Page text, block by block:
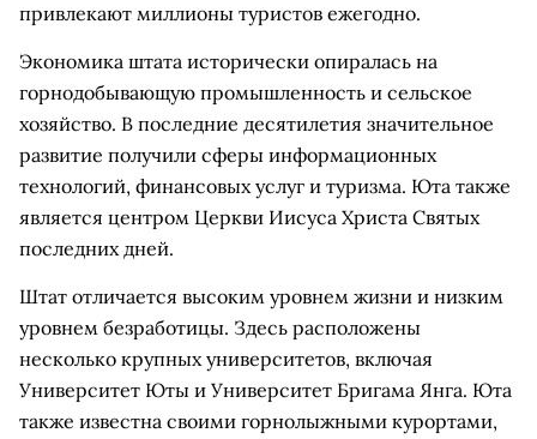
привлекают миллионы туристов ежегодно.
Экономика штата исторически опиралась на
горнодобывающую промышленность и сельское
хозяйство. В последние десятилетия значительное
развитие получили сферы информационных
технологий, финансовых услуг и туризма. Юта также
является центром Церкви Иисуса Христа Святых
последних дней.
Штат отличается высоким уровнем жизни и низким
уровнем безработицы. Здесь расположены
несколько крупных университетов, включая
Университет Юты и Университет Бригама Янга. Юта
также известна своими горнолыжными курортами,